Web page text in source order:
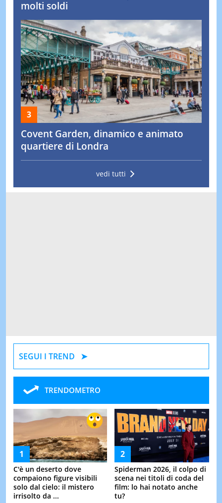
molti soldi
Covent Garden, dinamico e animato
quartiere di Londra
vedi tutti
SEGUI I TREND
TRENDOMETRO
C'è un deserto dove
compaiono figure visibili
solo dal cielo: il mistero
irrisolto da ...
Spiderman 2026, il colpo di
scena nei titoli di coda del
film: lo hai notato anche
tu?